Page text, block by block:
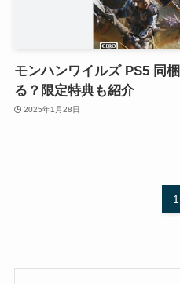
モンハンワイルズ PS5 同
る？限定特典も紹介
2025年1月28日
1